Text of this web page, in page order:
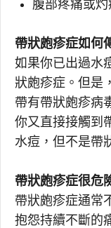
腹部疼痛或灼
帶狀皰疹症如何
如果你已出過水
狀皰疹症。但是
帶有帶狀皰疹病
你又直接接觸到
水痘，但不是帶
帶狀皰疹症很危
帶狀皰疹症通常
抱怨持續不斷的